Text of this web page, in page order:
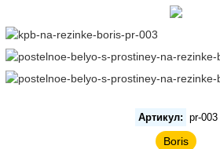
Артикул: pr-003
Boris